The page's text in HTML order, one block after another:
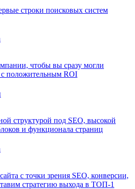
строки поисковых систем
чтобы вы сразу могли
с положительным ROI
структурой под SEO, высокой
и функционала страниц
с точки зрения SEO, конверсии,
стратегию выхода в ТОП-1